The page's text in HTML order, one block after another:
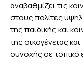
αναβαθμίζει τις
στους πολίτες
της παιδικής και
της οικογένειας
συνοχής σε τοπικό